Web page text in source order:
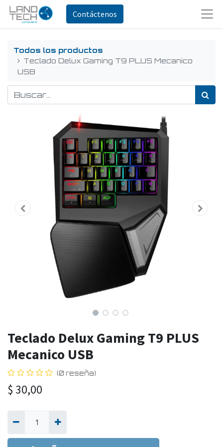
Contáctenos
Todos los productos
Teclado Delux Gaming T9 PLUS Mecanico
USB
Teclado Delux Gaming T9 PLUS
Mecanico USB
(0 reseña)
$ 30,00